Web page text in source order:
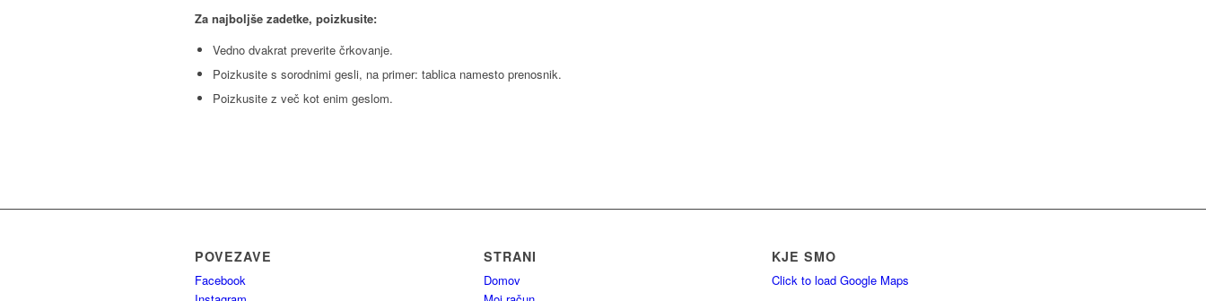
Za najboljše zadetke, poizkusite:
Vedno dvakrat preverite črkovanje.
Poizkusite s sorodnimi gesli, na primer: tablica namesto prenosnik.
Poizkusite z več kot enim geslom.
POVEZAVE
Facebook
STRANI
Domov
KJE SMO
Click to load Google Maps